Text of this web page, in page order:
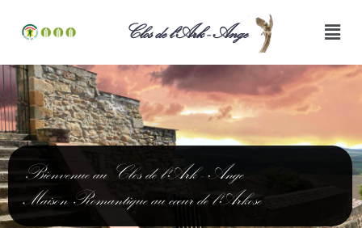
Clos de l'Ark - Ange
Bienvenue au Clos de l'Ark - Ange
Maison Romantique au cœur de l'Arkose